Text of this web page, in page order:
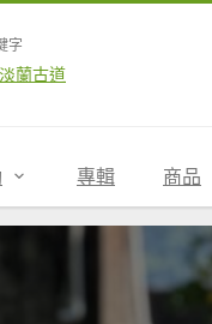
字
淡蘭古道
專輯 商品